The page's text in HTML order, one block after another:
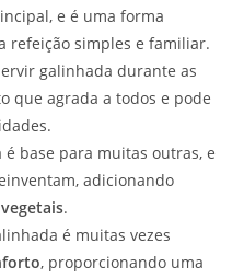
e é uma forma
refeição simples e familiar.
galinhada durante as
que agrada a todos e pode
é base para muitas outras, e
adicionando
vegetais.
é muitas vezes
, proporcionando uma